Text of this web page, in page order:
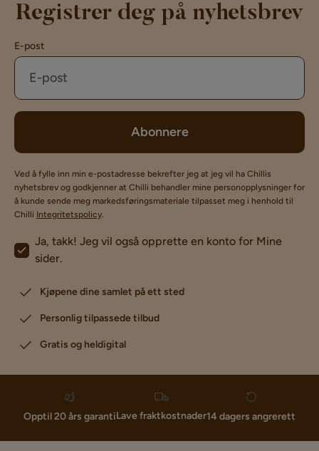
Registrer deg på nyhetsbrev
E-post
Abonnere
Ved å fylle inn min e-postadresse bekrefter jeg at jeg vil ha Chillis
nyhetsbrev og godkjenner at Chilli behandler mine personopplysninger for
å kunde sende meg markedsføringsmateriale tilpasset meg i henhold til
Chilli Integritetspolicy.
Ja, takk! Jeg vil også opprette en konto for Mine
sider.
Kjøpene dine samlet på ett sted
Personlig tilpassede tilbud
Gratis og heldigital
Opptil 20 års garantiLave fraktkostnader14 dagers angrerett